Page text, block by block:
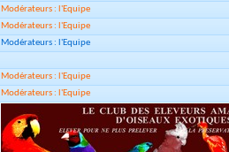
Modérateurs : l'Equipe
Modérateurs : l'Equipe
Modérateurs : l'Equipe
Modérateurs : l'Equipe
Modérateurs : l'Equipe